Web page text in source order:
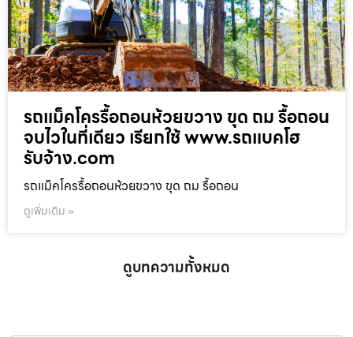
รถแม็คโครรื้อถอนห้วยขวาง ขุด ถม รื้อถอน
จบไวในที่เดียว เรียกใช้ www.รถแบคโฮ
รับจ้าง.com
รถแม็คโครรื้อถอนห้วยขวาง ขุด ถม รื้อถอน
ดูเพิ่มเติม »
ดูบทความทั้งหมด